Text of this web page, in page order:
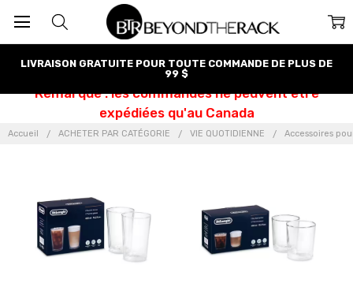
LIVRAISON GRATUITE POUR TOUTE COMMANDE DE PLUS DE
99 $
Remarque : les commandes ne peuvent être
expédiées qu'au Canada
Accueil ACHETER PAR CATÉGORIE VIE QUOTIDIENNE Accessoires